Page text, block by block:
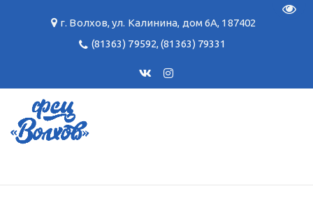
г. Волхов,ул. Калинина, дом 6А, 187402
(81363) 79592,(81363) 79331